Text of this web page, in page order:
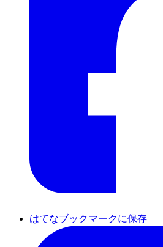
はてなブックマークに保存